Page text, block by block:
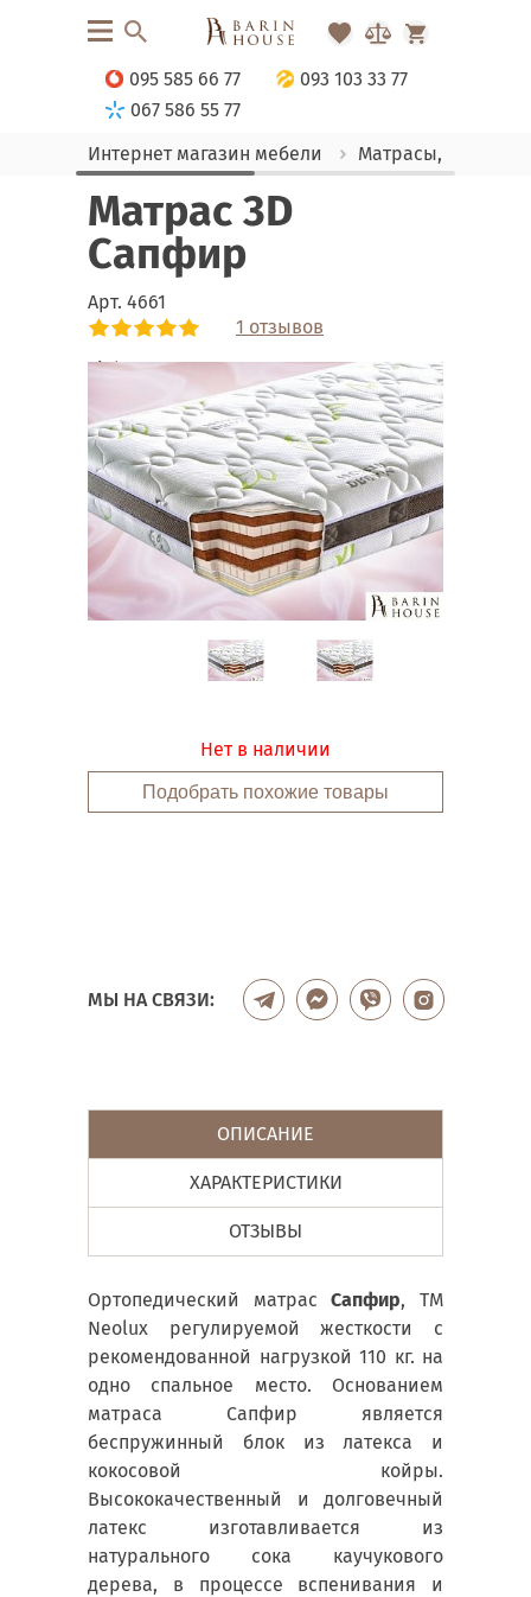
095 585 66 77
093 103 33 77
067 586 55 77
Интернет магазин мебели
Матрасы, текстиль
Матрас 3D
Сапфир
Арт. 4661
1 отзывов
Link
Link
Нет в наличии
Подобрать похожие товары
МЫ НА СВЯЗИ:
ОПИСАНИЕ
ХАРАКТЕРИСТИКИ
ОТЗЫВЫ
Ортопедический матрасСапфир, ТМ
Neolux регулируемой жесткости с
рекомендованной нагрузкой 110 кг. на
одно спальное место. Основанием
матраса Сапфир является
беспружинный блок из латекса и
кокосовой койры.
Высококачественный и долговечный
латекс изготавливается из
натурального сока каучукового
дерева, в процессе вспенивания и